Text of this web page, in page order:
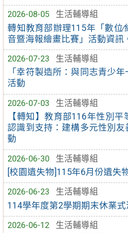
2026-08-05
生活輔導組
轉知教育部辦理115年「數位
音暨海報繪畫比賽」活動資訊
2026-07-23
生活輔導組
「幸符製造所：與同志青少
活動
2026-07-03
生活輔導組
【轉知】教育部116年性別
認識到支持：建構多元性別
動
2026-06-30
生活輔導組
[校園遺失物]115年6月份遺失
2026-06-23
生活輔導組
114學年度第2學期期末休業式
2026-06-12
生活輔導組